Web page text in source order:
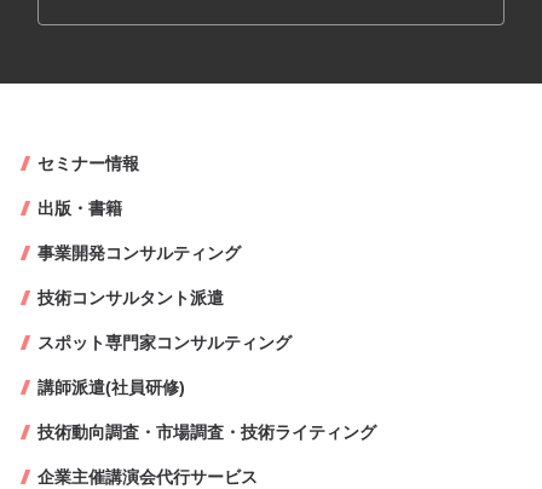
セミナー情報
出版・書籍
事業開発コンサルティング
技術コンサルタント派遣
スポット専門家コンサルティング
講師派遣(社員研修)
技術動向調査・市場調査・技術ライティング
企業主催講演会代行サービス